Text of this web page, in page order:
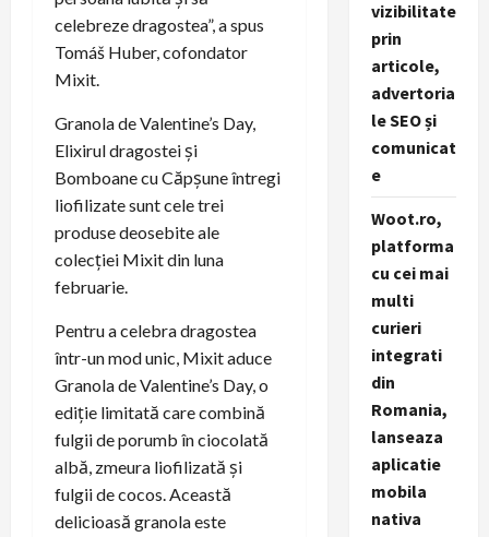
celebreze dragostea”, a spus
Tomáš Huber, cofondator
Mixit.
Granola de Valentine’s Day,
Elixirul dragostei și
Bomboane cu Căpșune întregi
liofilizate sunt cele trei
produse deosebite ale
colecției Mixit din luna
februarie.
Pentru a celebra dragostea
într-un mod unic, Mixit aduce
Granola de Valentine’s Day, o
ediție limitată care combină
fulgii de porumb în ciocolată
albă, zmeura liofilizată și
fulgii de cocos. Această
delicioasă granola este
vizibilitate
prin
articole,
advertoria
le SEO și
comunicat
e
Woot.ro,
platforma
cu cei mai
multi
curieri
integrati
din
Romania,
lanseaza
aplicatie
mobila
nativa